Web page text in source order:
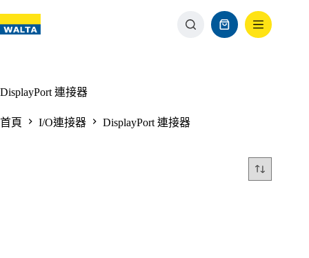
DisplayPort 連接器
首頁 I/O連接器 DisplayPort 連接器